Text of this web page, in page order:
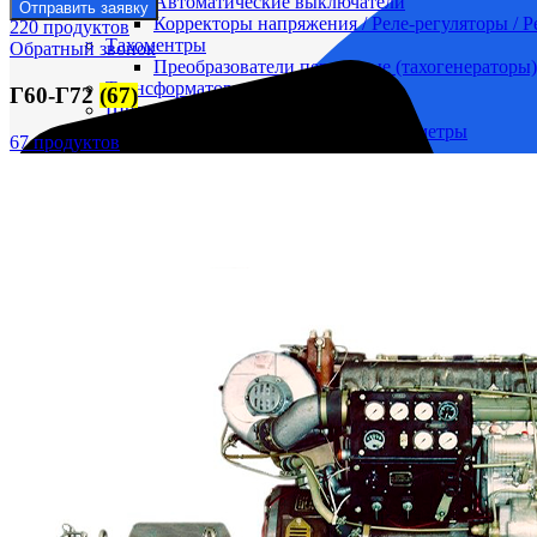
Корректоры напряжения / Реле-регуляторы
Тахоментры
Преобразователи первичные (тахогенераторы)
Трансформаторы
Щитовые приборы
Ампервольтметры / Вольтамперметры
Амперметры
М400 (401), М500, М756 ("Звезда")
Светильники судовые
Сигнализация и автоматика
Судовая запорная арматура
Фильтры и фильтроэлементы
Отправить заявку
Обратный звонок
220 продуктов
Г60-Г72 (67)
67 продуктов